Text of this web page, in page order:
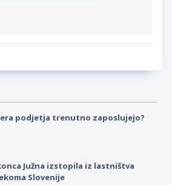
podjetja trenutno zaposlujejo?
Južna izstopila iz lastništva
Slovenije